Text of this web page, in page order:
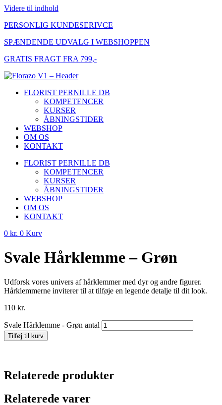
Videre til indhold
PERSONLIG KUNDESERIVCE
SPÆNDENDE UDVALG I WEBSHOPPEN
GRATIS FRAGT FRA 799,-
FLORIST PERNILLE DB
KOMPETENCER
KURSER
ÅBNINGSTIDER
WEBSHOP
OM OS
KONTAKT
FLORIST PERNILLE DB
KOMPETENCER
KURSER
ÅBNINGSTIDER
WEBSHOP
OM OS
KONTAKT
0 kr. 0 Kurv
Svale Hårklemme – Grøn
Udforsk vores univers af hårklemmer med dyr og andre figurer.
Hårklemmerne inviterer til at tilføje en legende detalje til dit look.
110 kr.
Svale Hårklemme - Grøn antal
Tilføj til kurv
Relaterede produkter
Relaterede varer